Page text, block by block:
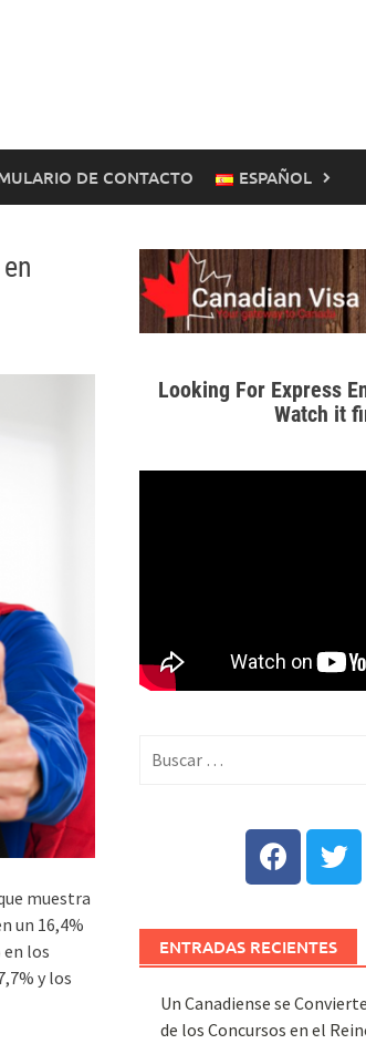
DE CONTACTO ESPAÑOL
muestra
un 16,4%
los
y los
Looking For Express
Watch it
ENTRADAS RECIENTES
Un Canadiense se
de los Concursos en el